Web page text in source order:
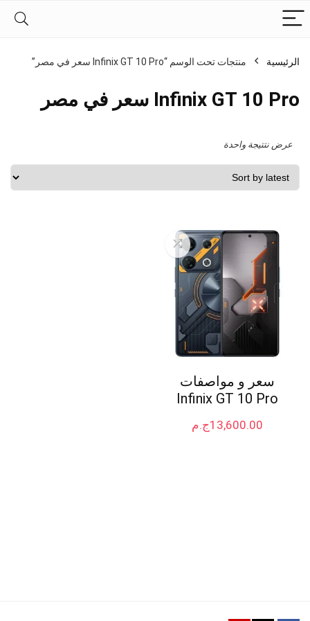
الرئيسية منتجات تحت الوسم “Infinix GT 10 Pro سعر في مصر”
Infinix GT 10 Pro سعر في مصر
عرض نتتيجة واحدة
سعر و مواصفات
Infinix GT 10 Pro
ج.م13,600.00